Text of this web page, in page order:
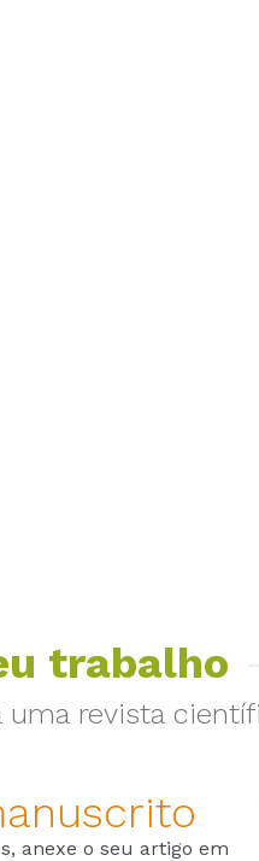
trabalho
uma revista
anexe o seu artigo em